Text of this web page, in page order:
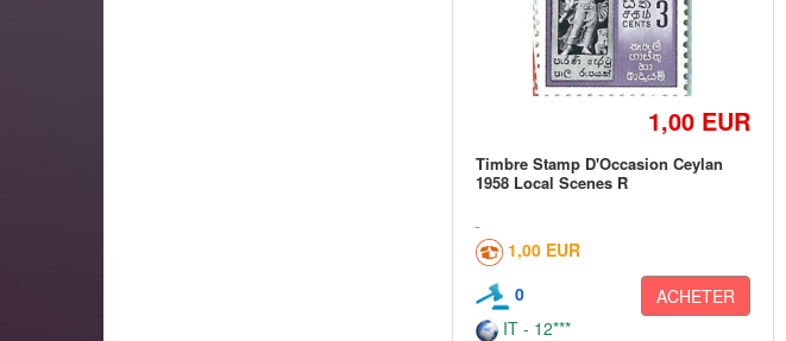
1,00 EUR
Timbre Stamp D'Occasion Ceylan
1958 Local Scenes R
1,00 EUR
0
ACHETER
IT - 12***